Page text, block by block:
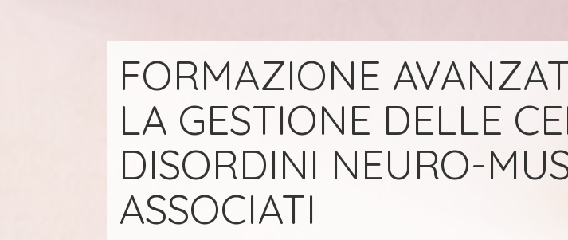
FORMAZIONE
LA GESTIONE DELLE
DISORDINI NEURO-
ASSOCIATI